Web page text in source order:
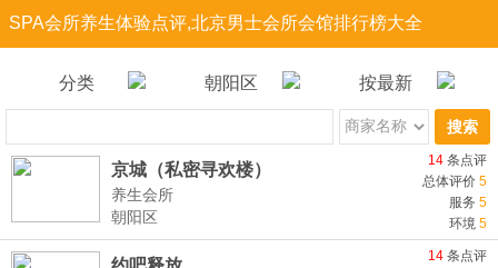
SPA会所养生体验点评,北京男士会所会馆排行榜大全
分类 朝阳区 按最新
搜索
京城（私密寻欢楼）
养生会所
朝阳区
14 条点评
总体评价 5
服务 5
环境 5
14 条点评